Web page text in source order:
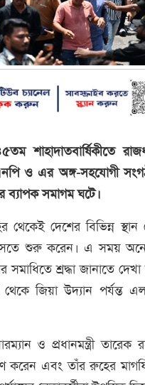
শাহাদাতবার্ষিকীতে
ও এর অঙ্গ-সহযোগী
ব্যাপক সমাগম ঘটে।
দেশের বিভিন্ন স্থান
আসতে শুরু করেন। এ সময়
শ্রদ্ধা জানাতে দেখা
জিয়া উদ্যান পর্যন্ত
ও প্রধানমন্ত্রী তারেক
করেন এবং তাঁর রুহের